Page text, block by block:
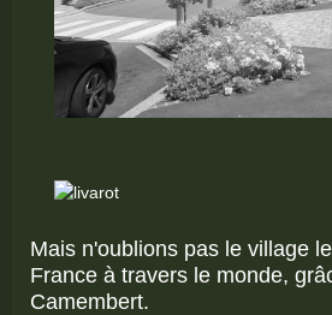
Mais n'oublions pas le village
France à travers le monde,
Camembert.